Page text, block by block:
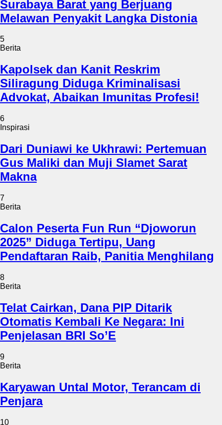
Surabaya Barat yang Berjuang
Melawan Penyakit Langka Distonia
5
Berita
Kapolsek dan Kanit Reskrim
Siliragung Diduga Kriminalisasi
Advokat, Abaikan Imunitas Profesi!
6
Inspirasi
Dari Duniawi ke Ukhrawi: Pertemuan
Gus Maliki dan Muji Slamet Sarat
Makna
7
Berita
Calon Peserta Fun Run “Djoworun
2025” Diduga Tertipu, Uang
Pendaftaran Raib, Panitia Menghilang
8
Berita
Telat Cairkan, Dana PIP Ditarik
Otomatis Kembali Ke Negara: Ini
Penjelasan BRI So’E
9
Berita
Karyawan Untal Motor, Terancam di
Penjara
10